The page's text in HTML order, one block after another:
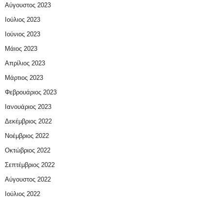
Αύγουστος 2023
Ιούλιος 2023
Ιούνιος 2023
Μάιος 2023
Απρίλιος 2023
Μάρτιος 2023
Φεβρουάριος 2023
Ιανουάριος 2023
Δεκέμβριος 2022
Νοέμβριος 2022
Οκτώβριος 2022
Σεπτέμβριος 2022
Αύγουστος 2022
Ιούλιος 2022